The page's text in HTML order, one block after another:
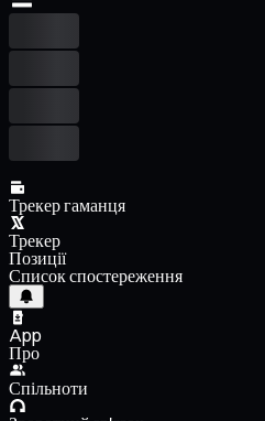
Трекер гаманця
Трекер
Позиції
Список спостереження
App
Про
Спільноти